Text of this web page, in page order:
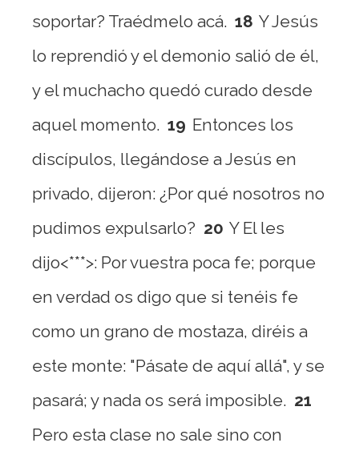
soportar? Traédmelo acá. 18 Y Jesús
lo reprendió y el demonio salió de él,
y el muchacho quedó curado desde
aquel momento. 19 Entonces los
discípulos, llegándose a Jesús en
privado, dijeron: ¿Por qué nosotros no
pudimos expulsarlo? 20 Y El les
dijo<***>: Por vuestra poca fe; porque
en verdad os digo que si tenéis fe
como un grano de mostaza, diréis a
este monte: "Pásate de aquí allá", y se
pasará; y nada os será imposible. 21
Pero esta clase no sale sino con